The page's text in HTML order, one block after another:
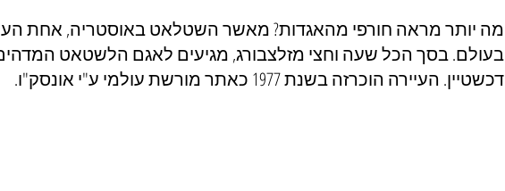
מה יותר מראה חורפי מהאגדות? מאשר השטלאט באוסטריה, אחת
בעולם. בסך הכל שעה וחצי מזלצבורג, מגיעים לאגם הלשטאט
דכשטיין. העיירה הוכרזה בשנת 1977 כאתר מורשת עולמי ע"י אונסק"ו.